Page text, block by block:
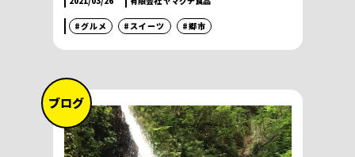
#グルメ #スイーツ #郷市
ブログ